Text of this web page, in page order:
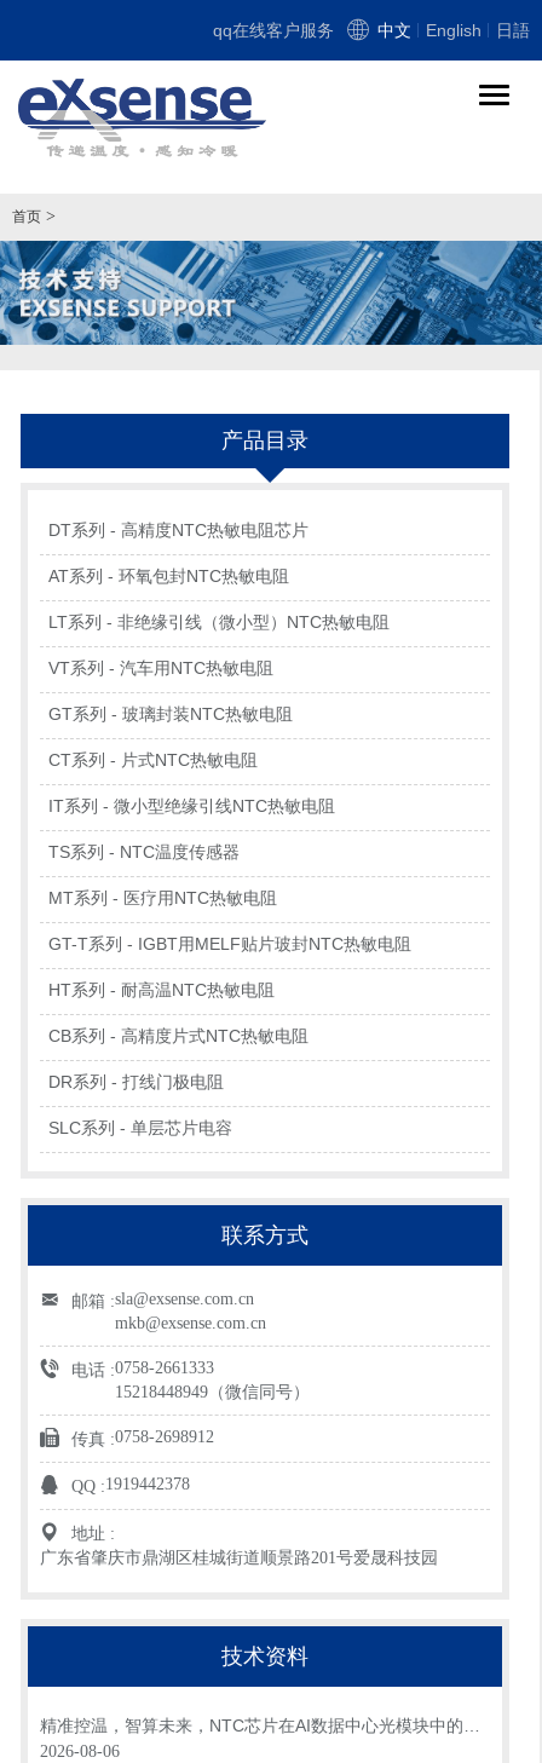
qq在线客户服务 中文 English 日語
导
首页 >
产品目录
DT系列 - 高精度NTC热敏电阻芯片
AT系列 - 环氧包封NTC热敏电阻
LT系列 - 非绝缘引线（微小型）NTC热敏电阻
VT系列 - 汽车用NTC热敏电阻
GT系列 - 玻璃封装NTC热敏电阻
CT系列 - 片式NTC热敏电阻
IT系列 - 微小型绝缘引线NTC热敏电阻
TS系列 - NTC温度传感器
MT系列 - 医疗用NTC热敏电阻
GT-T系列 - IGBT用MELF贴片玻封NTC热敏电阻
HT系列 - 耐高温NTC热敏电阻
CB系列 - 高精度片式NTC热敏电阻
DR系列 - 打线门极电阻
SLC系列 - 单层芯片电容
联系方式
邮箱 :sla@exsense.com.cn
mkb@exsense.com.cn
电话 :0758-2661333
15218448949（微信同号）
传真 :0758-2698912
QQ :1919442378
地址 :
广东省肇庆市鼎湖区桂城街道顺景路201号爱晟科技园
技术资料
精准控温，智算未来，NTC芯片在AI数据中心光模块中的关
键应用
2026-08-06